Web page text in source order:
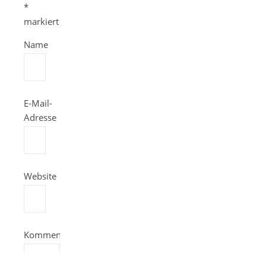
*
markiert
Name
E-Mail-
Adresse
Website
Kommentieren